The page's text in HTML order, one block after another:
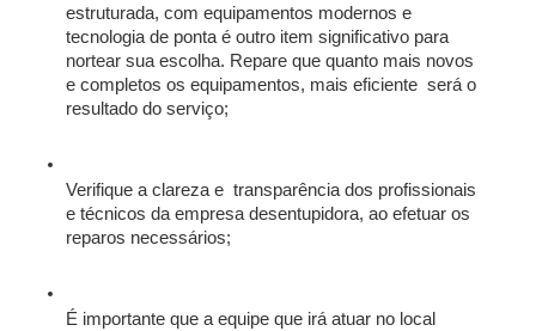
estruturada, com equipamentos modernos e
tecnologia de ponta é outro item significativo para
nortear sua escolha. Repare que quanto mais novos
e completos os equipamentos, mais eficiente  será o
resultado do serviço;
Verifique a clareza e  transparência dos profissionais
e técnicos da empresa desentupidora, ao efetuar os
reparos necessários;
É importante que a equipe que irá atuar no local